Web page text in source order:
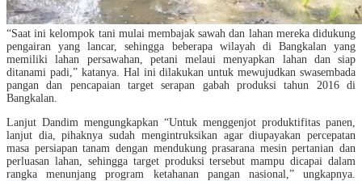
“Saat ini kelompok tani mulai membajak sawah dan lahan mereka didukung
pengairan yang lancar, sehingga beberapa wilayah di Bangkalan yang
memiliki lahan persawahan, petani melaui menyapkan lahan dan siap
ditanami padi,” katanya. Hal ini dilakukan untuk mewujudkan swasembada
pangan dan pencapaian target serapan gabah produksi tahun 2016 di
Bangkalan.
Lanjut Dandim mengungkapkan “Untuk menggenjot produktifitas panen,
lanjut dia, pihaknya sudah mengintruksikan agar diupayakan percepatan
masa persiapan tanam dengan mendukung prasarana mesin pertanian dan
perluasan lahan, sehingga target produksi tersebut mampu dicapai dalam
rangka menunjang program ketahanan pangan nasional,” ungkapnya.